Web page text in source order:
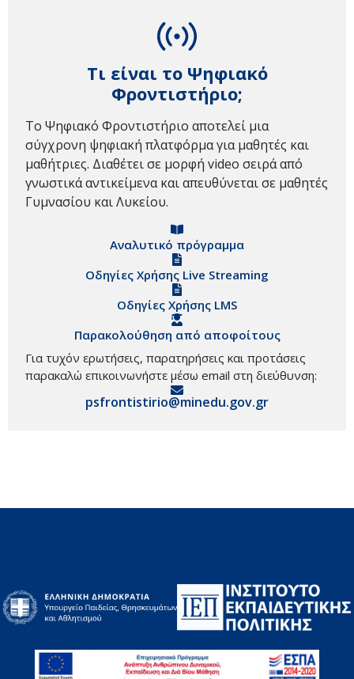
Τι είναι το Ψηφιακό
Φροντιστήριο;
Το Ψηφιακό Φροντιστήριο αποτελεί μια
σύγχρονη ψηφιακή πλατφόρμα για μαθητές και
μαθήτριες. Διαθέτει σε μορφή video σειρά από
γνωστικά αντικείμενα και απευθύνεται σε μαθητές
Γυμνασίου και Λυκείου.
Αναλυτικό πρόγραμμα
Οδηγίες Χρήσης Live Streaming
Οδηγίες Χρήσης LMS
Παρακολούθηση από αποφοίτους
Για τυχόν ερωτήσεις, παρατηρήσεις και προτάσεις
παρακαλώ επικοινωνήστε μέσω email στη διεύθυνση:
psfrontistirio@minedu.gov.gr